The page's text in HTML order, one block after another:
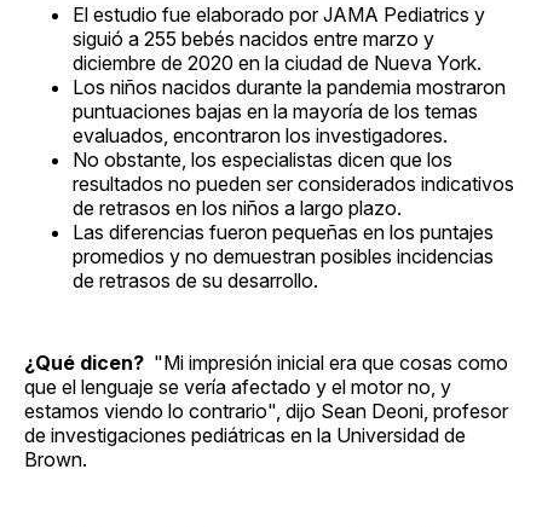
El estudio fue elaborado por JAMA Pediatrics y
siguió a 255 bebés nacidos entre marzo y
diciembre de 2020 en la ciudad de Nueva York.
Los niños nacidos durante la pandemia mostraron
puntuaciones bajas en la mayoría de los temas
evaluados, encontraron los investigadores.
No obstante, los especialistas dicen que los
resultados no pueden ser considerados indicativos
de retrasos en los niños a largo plazo.
Las diferencias fueron pequeñas en los puntajes
promedios y no demuestran posibles incidencias
de retrasos de su desarrollo.
¿Qué dicen? "Mi impresión inicial era que cosas como
que el lenguaje se vería afectado y el motor no, y
estamos viendo lo contrario", dijo Sean Deoni, profesor
de investigaciones pediátricas en la Universidad de
Brown.